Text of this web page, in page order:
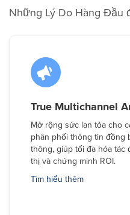
Những Lý Do Hàng Đầu
True Multichannel
Mở rộng sức lan tỏa cho
phân phối thông tin đồng
thông, giúp tối đa hóa tác
thị và chứng minh ROI.
Tìm hiểu thêm